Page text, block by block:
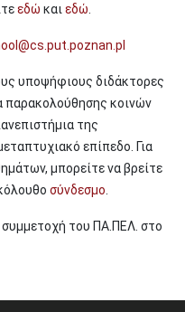
εδώ και εδώ
υποψήφιους διδάκτορες
παρακολούθησης κοινών
της
επίπεδο. Για
μπορείτε να βρείτε
σύνδεσμο
συμμετοχή του ΠΑ.ΠΕΛ. στο